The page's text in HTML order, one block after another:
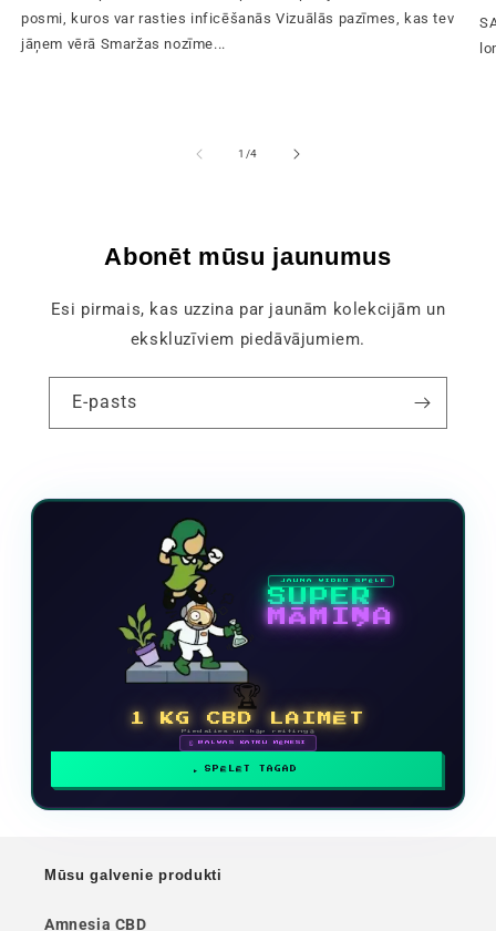
posmi, kuros var rasties inficēšanās Vizuālās pazīmes, kas tev
jāņem vērā Smaržas nozīme...
1 /no
4
Abonēt mūsu jaunumus
Esi pirmais, kas uzzina par jaunām kolekcijām un
ekskluzīviem piedāvājumiem.
E-pasts
JAUNA VIDEO SPĒLE
SUPER
MĀMIŅA
🏆
1 KG CBD LAIMĒT
Piedalies un kāp reitingā
🗓 BALVAS KATRU MĒNESI
SPĒLĒT TAGAD
Mūsu galvenie produkti
Amnesia CBD